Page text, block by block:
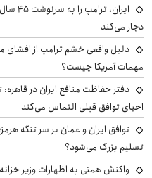
ایران،
دچار می‌کند
دلیل واقعی خشم ترامپ از افشای
مهمات آمریکا چیست؟
دفتر حفاظت منافع ایران در قاهره:
احیای توافق قبلی التماس می‌کند
توافق ایران و عمان بر سر تنگه
تسلیم بزرگ می‌شود؟
واکنش همتی به اظهارات وزیر